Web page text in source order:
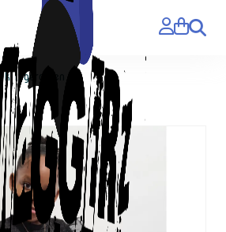
Zoeken
legergroen